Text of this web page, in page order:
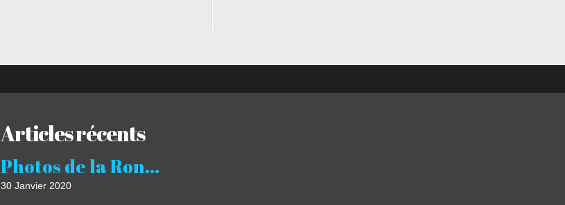
Articles récents
Photos de la Ronde Givrée 2020
30 Janvier 2020